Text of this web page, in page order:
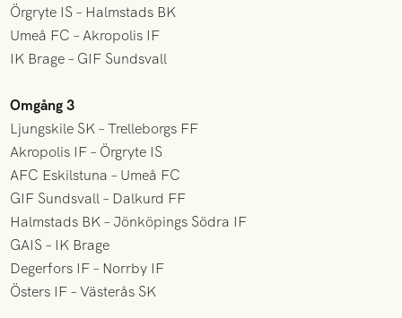
Örgryte IS – Halmstads BK
Umeå FC – Akropolis IF
IK Brage – GIF Sundsvall
Omgång 3
Ljungskile SK – Trelleborgs FF
Akropolis IF – Örgryte IS
AFC Eskilstuna – Umeå FC
GIF Sundsvall – Dalkurd FF
Halmstads BK – Jönköpings Södra IF
GAIS – IK Brage
Degerfors IF – Norrby IF
Östers IF – Västerås SK